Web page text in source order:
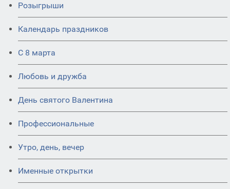
Розыгрыши
Календарь праздников
С 8 марта
Любовь и дружба
День святого Валентина
Профессиональные
Утро, день, вечер
Именные открытки